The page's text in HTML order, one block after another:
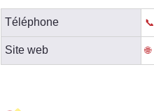
Téléphone
Site web